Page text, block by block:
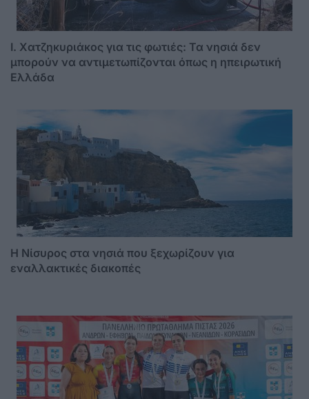
I. Χατζηκυριάκος για τις φωτιές: Τα νησιά δεν
μπορούν να αντιμετωπίζονται όπως η ηπειρωτική
Ελλάδα
Η Νίσυρος στα νησιά που ξεχωρίζουν για
εναλλακτικές διακοπές